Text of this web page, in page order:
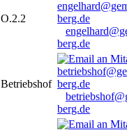
O.2.2
berg.de
Betriebshof
berg.de